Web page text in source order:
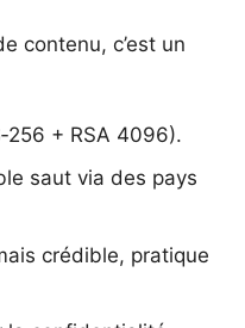
contenu, c’est un
+ RSA 4096).
saut via des pays
crédible, pratique